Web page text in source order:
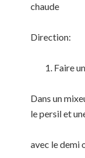
chaude
Direction:
Faire
Dans un
le persil et
avec le demi